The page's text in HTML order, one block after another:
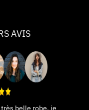
AVIS
très belle robe, je